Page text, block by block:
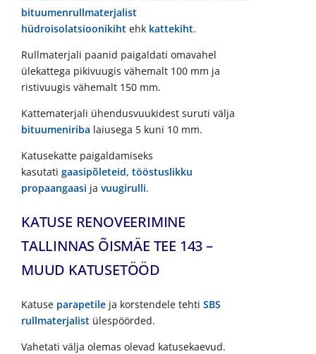
bituumenrullmaterjalist
hüdroisolatsioonikiht ehk kattekiht.
Rullmaterjali paanid paigaldati omavahel
ülekattega pikivuugis vähemalt 100 mm ja
ristivuugis vähemalt 150 mm.
Kattematerjali ühendusvuukidest suruti välja
bituumeniriba laiusega 5 kuni 10 mm.
Katusekatte paigaldamiseks
kasutati gaasipõleteid, tööstuslikku
propaangaasi ja vuugirulli.
KATUSE RENOVEERIMINE
TALLINNAS ÕISMÄE TEE 143 –
MUUD KATUSETÖÖD
Katuse parapetile ja korstendele tehti SBS
rullmaterjalist ülespöörded.
Vahetati välja olemas olevad katusekaevud.